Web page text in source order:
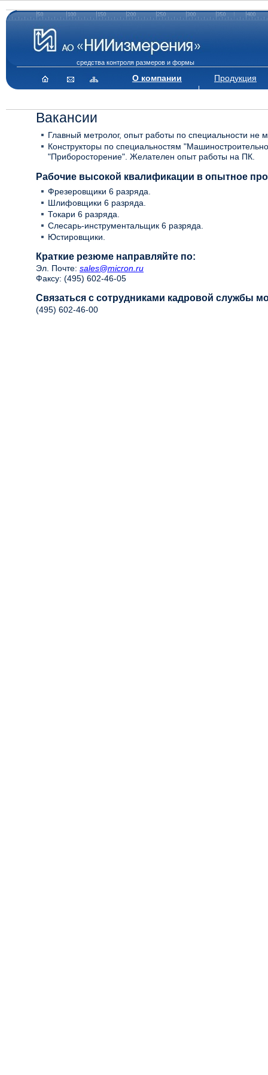
средства контроля размеров и формы
О компании Продукция
Вакансии
Главный метролог, опыт работы по специальности не
Конструкторы по специальностям
"Приборосторение". Желателен опыт работы на ПК.
Рабочие высокой квалификации в опытное
Фрезеровщики 6 разряда.
Шлифовщики 6 разряда.
Токари 6 разряда.
Слесарь-инструментальщик 6 разряда.
Юстировщики.
Краткие резюме направляйте по:
Эл. Почте: sales@micron.ru
Факсу: (495) 602-46-05
Связаться с сотрудниками кадровой службы
(495) 602-46-00